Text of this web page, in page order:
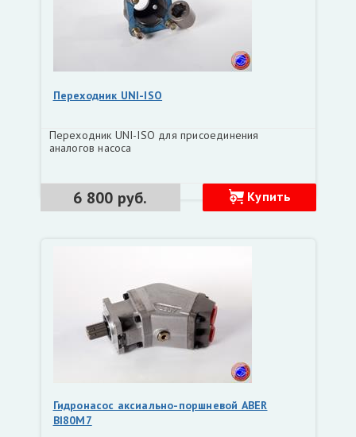
Переходник UNI-ISO
Переходник UNI-ISO для присоединения
аналогов насоса
6 800 руб. Купить
Гидронасос аксиально-поршневой ABER
BI80M7